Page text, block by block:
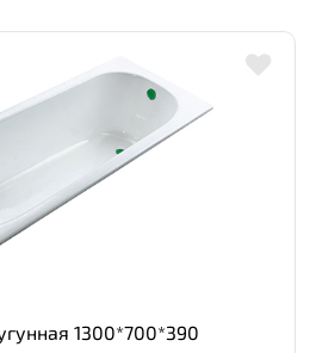
1300*700*390